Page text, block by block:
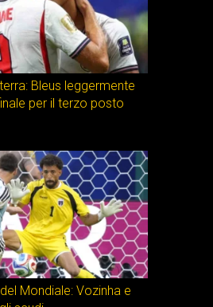
Bleus leggermente
per il terzo posto
Mondiale: Vozinha e